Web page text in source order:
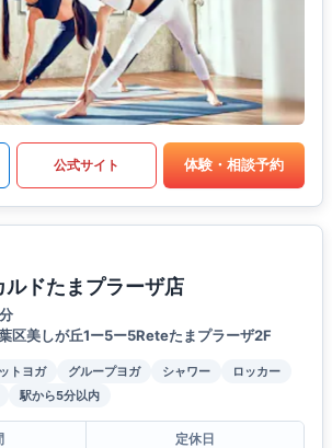
公式サイト 体験・相談予約
ドたまプラーザ店
区美しが丘1ー5ー5Reteたまプラーザ2F
トヨガ グループヨガ シャワー
ロッカー
駅から5分以内
定休日